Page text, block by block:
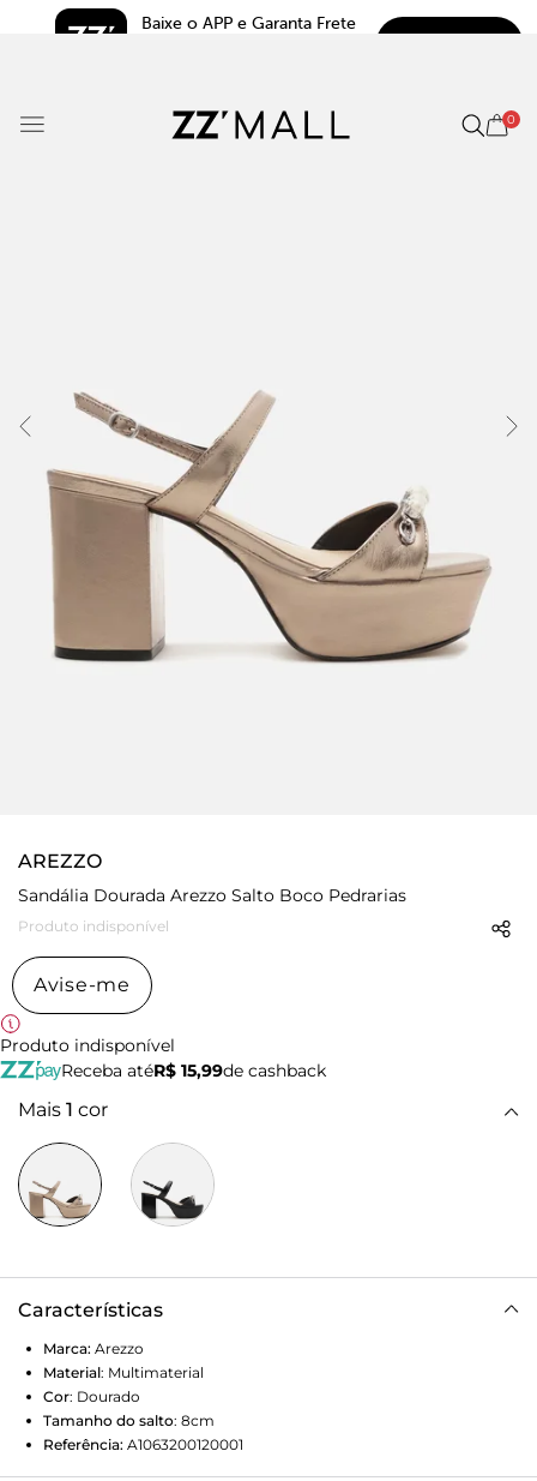
Baixe o APP e Garanta Frete
0
AREZZO
Sandália Dourada Arezzo Salto Boco Pedrarias
Produto indisponível
Avise-me
Produto indisponível
Receba atéR$ 15,99de cashback
Mais 1 cor
Características
Marca: Arezzo
Material: Multimaterial
Cor: Dourado
Tamanho do salto: 8cm
Referência: A1063200120001